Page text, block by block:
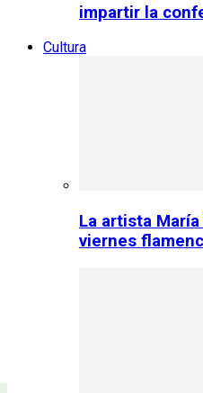
impartir la
Cultura
La artista
viernes